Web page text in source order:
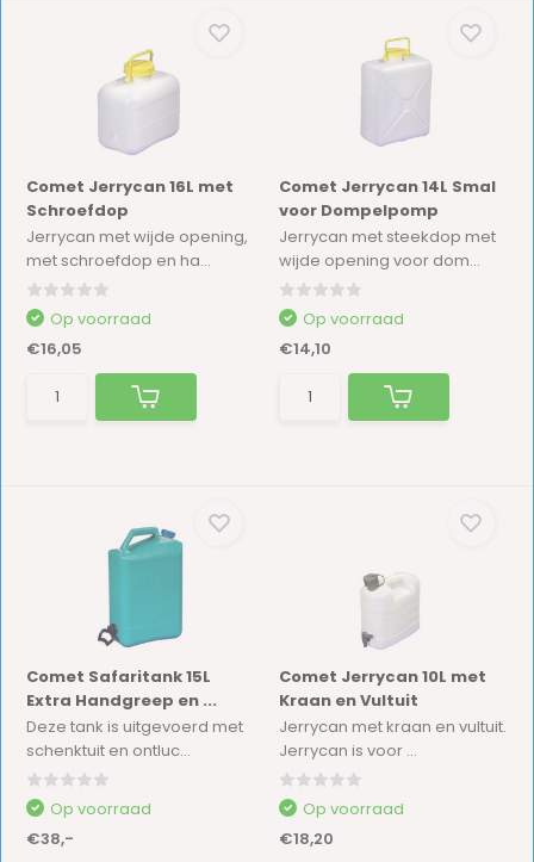
Comet Jerrycan 16L met
Schroefdop
Jerrycan met wijde opening,
met schroefdop en ha...
Op voorraad
€16,05
Comet Jerrycan 14L Smal
voor Dompelpomp
Jerrycan met steekdop met
wijde opening voor dom...
Op voorraad
€14,10
Comet Safaritank 15L
Extra Handgreep en ...
Deze tank is uitgevoerd met
schenktuit en ontluc...
Op voorraad
€38,-
Comet Jerrycan 10L met
Kraan en Vultuit
Jerrycan met kraan en vultuit.
Jerrycan is voor ...
Op voorraad
€18,20